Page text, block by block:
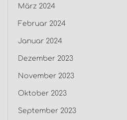
März 2024
Februar 2024
Januar 2024
Dezember 2023
November 2023
Oktober 2023
September 2023